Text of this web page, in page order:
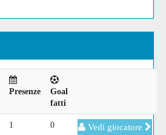
Presenze
Goal
fatti
1 0 Vedi giocatore